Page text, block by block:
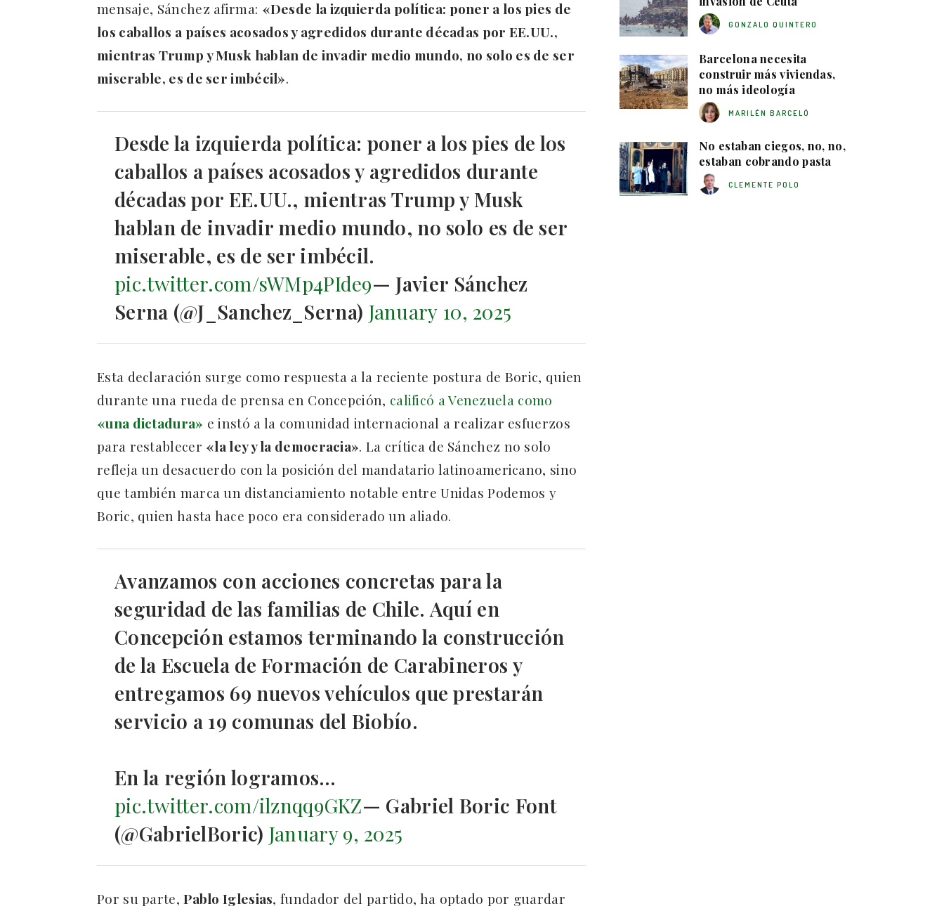
mensaje, Sánchez afirma: «Desde la izquierda política: poner a los pies de
los caballos a países acosados y agredidos durante décadas por EE.UU.,
mientras Trump y Musk hablan de invadir medio mundo, no solo es de ser
miserable, es de ser imbécil».
Desde la izquierda política: poner a los pies de los
caballos a países acosados y agredidos durante
décadas por EE.UU., mientras Trump y Musk
hablan de invadir medio mundo, no solo es de ser
miserable, es de ser imbécil.
pic.twitter.com/sWMp4PIde9— Javier Sánchez
Serna (@J_Sanchez_Serna) January 10, 2025
Esta declaración surge como respuesta a la reciente postura de Boric, quien
durante una rueda de prensa en Concepción, calificó a Venezuela como
«una dictadura» e instó a la comunidad internacional a realizar esfuerzos
para restablecer «la ley y la democracia». La crítica de Sánchez no solo
refleja un desacuerdo con la posición del mandatario latinoamericano, sino
que también marca un distanciamiento notable entre Unidas Podemos y
Boric, quien hasta hace poco era considerado un aliado.
Avanzamos con acciones concretas para la
seguridad de las familias de Chile. Aquí en
Concepción estamos terminando la construcción
de la Escuela de Formación de Carabineros y
entregamos 69 nuevos vehículos que prestarán
servicio a 19 comunas del Biobío.
En la región logramos…
pic.twitter.com/ilznqq9GKZ— Gabriel Boric Font
(@GabrielBoric) January 9, 2025
Por su parte,Pablo Iglesias, fundador del partido, ha optado por guardar
GONZALO QUINTERO
Barcelona necesita
construir más viviendas,
no más ideología
MARILÉN BARCELÓ
No estaban ciegos, no, no,
estaban cobrando pasta
CLEMENTE POLO